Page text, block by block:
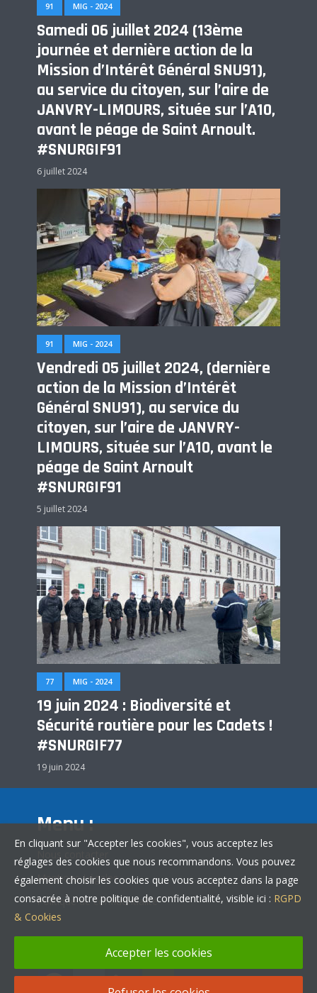
91 MIG - 2024
Samedi 06 juillet 2024 (13ème
journée et dernière action de la
Mission d’Intérêt Général SNU91),
au service du citoyen, sur l’aire de
JANVRY-LIMOURS, située sur l’A10,
avant le péage de Saint Arnoult.
#SNURGIF91
6 juillet 2024
91 MIG - 2024
Vendredi 05 juillet 2024, (dernière
action de la Mission d’Intérêt
Général SNU91), au service du
citoyen, sur l’aire de JANVRY-
LIMOURS, située sur l’A10, avant le
péage de Saint Arnoult
#SNURGIF91
5 juillet 2024
77 MIG - 2024
19 juin 2024 : Biodiversité et
Sécurité routière pour les Cadets !
#SNURGIF77
19 juin 2024
Menu :
Nous contacter
Mentions Légales
Politique de confidentialité
Partager :
En cliquant sur "Accepter les cookies", vous acceptez les
réglages des cookies que nous recommandons. Vous pouvez
également choisir les cookies que vous acceptez dans la page
consacrée à notre politique de confidentialité, visible ici : RGPD
& Cookies
Accepter les cookies